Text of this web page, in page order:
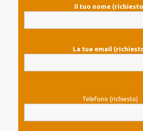
Il tuo nome
La tua email
Telefono (richiesto)